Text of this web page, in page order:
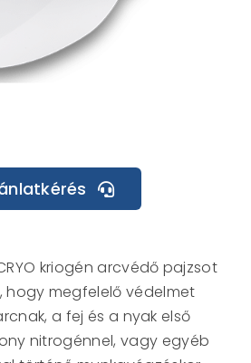
kriogén arcvédő pajzsot
hogy megfelelő védelmet
a fej és a nyak első
nitrogénnel, vagy egyéb